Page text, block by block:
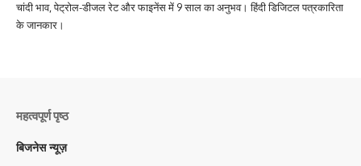
चांदी भाव, पेट्रोल-डीजल रेट और फाइनेंस में 9 साल का अनुभव। हिंदी डिजिटल पत्रकारिता
के जानकार।
महत्वपूर्ण पृष्ठ
बिजनेस न्यूज़